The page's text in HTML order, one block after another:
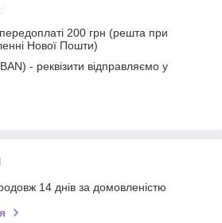
200 грн (решта при
Нової Пошти)
- реквізити відправляємо у
14 днів за домовленістю